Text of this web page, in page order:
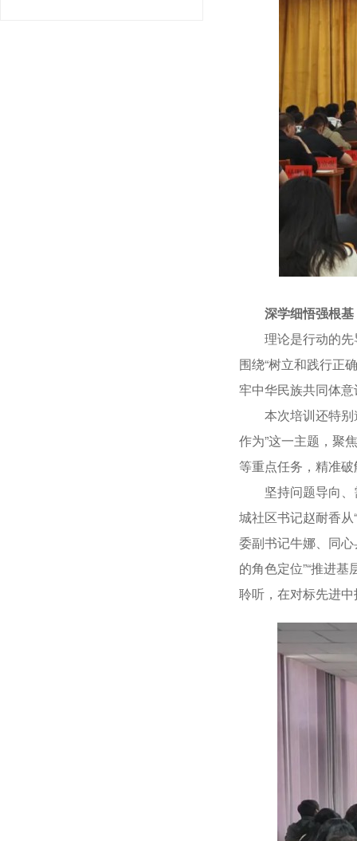
深学细悟强根
理论是行动的先
围绕“树立和践行正
牢中华民族共同体
本次培训还特别
作为”这一主题，聚
等重点任务，精准
坚持问题导向、
城社区书记赵耐香
委副书记牛娜、同
的角色定位”“推进
聆听，在对标先进